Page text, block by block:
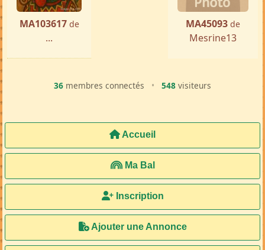
MA103617 de
...
MA45093 de
Mesrine13
36 membres connectés • 548 visiteurs
Accueil
Ma Bal
Inscription
Ajouter une Annonce